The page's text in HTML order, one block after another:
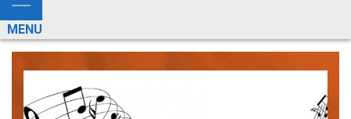
Busca
de
informações
de
informações
e
Esconde
Menu
MENU